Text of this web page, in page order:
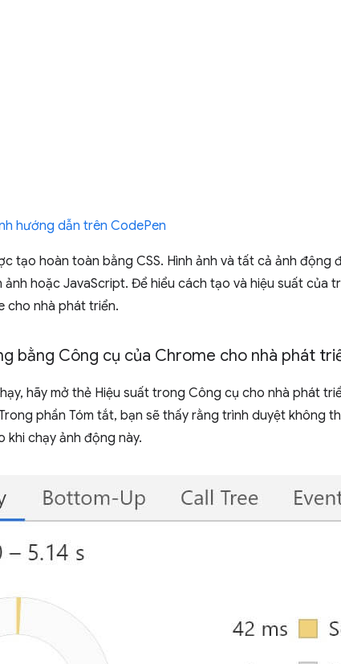
hướng dẫn trên CodePen
tạo hoàn toàn bằng CSS. Hình ảnh và tất cả ảnh động
ảnh hoặc JavaScript. Để hiểu cách tạo và hiệu suất của
cho nhà phát triển.
bằng Công cụ của Chrome cho nhà phát
hãy mở thẻ Hiệu suất trong Công cụ cho nhà phát
phần Tóm tắt, bạn sẽ thấy rằng trình duyệt không
khi chạy ảnh động này.